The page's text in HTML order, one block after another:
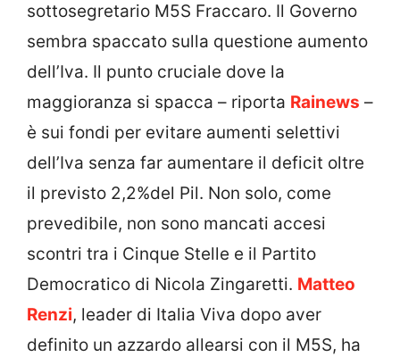
sottosegretario M5S Fraccaro. Il Governo
sembra spaccato sulla questione aumento
dell’Iva. Il punto cruciale dove la
maggioranza si spacca – riporta Rainews –
è sui fondi per evitare aumenti selettivi
dell’Iva senza far aumentare il deficit oltre
il previsto 2,2%del Pil. Non solo, come
prevedibile, non sono mancati accesi
scontri tra i Cinque Stelle e il Partito
Democratico di Nicola Zingaretti. Matteo
Renzi, leader di Italia Viva dopo aver
definito un azzardo allearsi con il M5S, ha